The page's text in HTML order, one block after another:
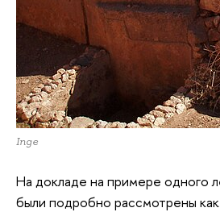
Inge
На докладе на примере одного
были подробно рассмотрены